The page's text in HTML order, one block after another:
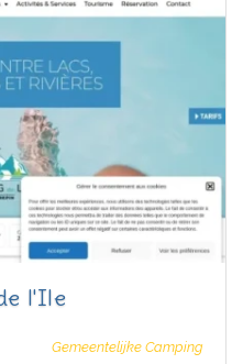
l'Ile
Gemeentelijke Camping